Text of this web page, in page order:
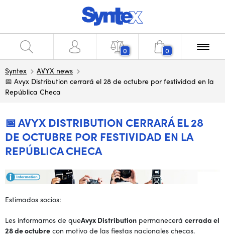
0 0
Syntex
AVYX news
📅 Avyx Distribution cerrará el 28 de octubre por festividad en la
República Checa
📅 AVYX DISTRIBUTION CERRARÁ EL 28
DE OCTUBRE POR FESTIVIDAD EN LA
REPÚBLICA CHECA
Estimados socios:
Les informamos de queAvyx Distribution permanecerá cerrada el
28 de octubre con motivo de las fiestas nacionales checas.